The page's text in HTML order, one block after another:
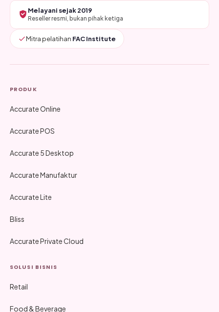
Melayani sejak 2019
Reseller resmi, bukan pihak ketiga
Mitra pelatihan FAC Institute
PRODUK
Accurate Online
Accurate POS
Accurate 5 Desktop
Accurate Manufaktur
Accurate Lite
Bliss
Accurate Private Cloud
SOLUSI BISNIS
Retail
Food & Beverage